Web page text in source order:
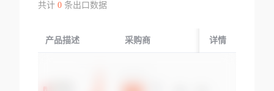
共计 0条出口数据
产品描述 采购商 起运国/地区
详情